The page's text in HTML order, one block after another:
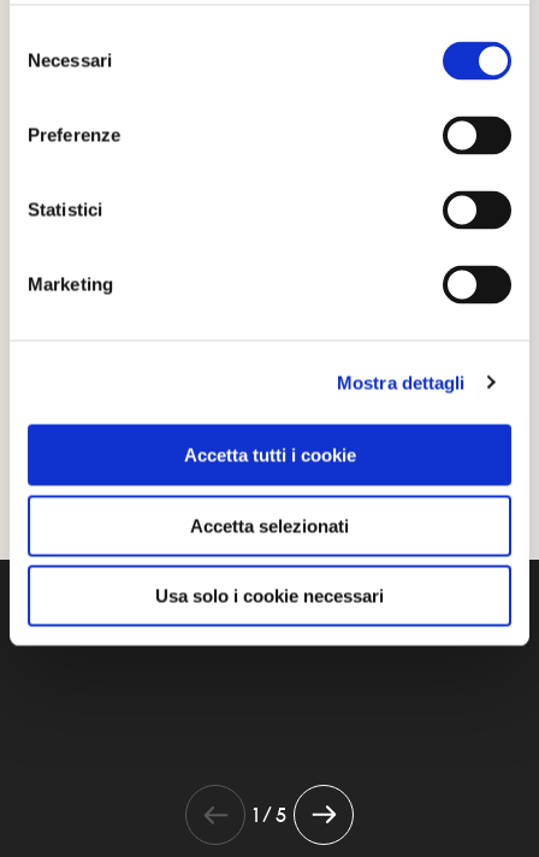
delNecessari
Preferenze
Statistici
Marketing
Mostra dettagli
Accetta tutti i cookie
Accetta selezionati
Usa solo i cookie necessari
delle imprese-Avviso n.1/2018
GALLERIA FOTOGRAFICA
1 / 5